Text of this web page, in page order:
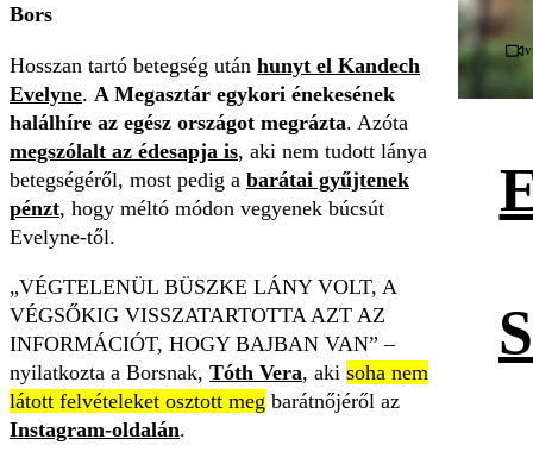
Bors
Hosszan tartó betegség után hunyt el Kandech
Evelyne. A Megasztár egykori énekesének
halálhíre az egész országot megrázta. Azóta
megszólalt az édesapja is, aki nem tudott lánya
betegségéről, most pedig a barátai gyűjtenek
pénzt, hogy méltó módon vegyenek búcsút
Evelyne-től.
VÉGTELENÜL BÜSZKE LÁNY VOLT, A
VÉGSŐKIG VISSZATARTOTTA AZT AZ
INFORMÁCIÓT, HOGY BAJBAN VAN –
nyilatkozta a Borsnak, Tóth Vera, aki soha nem
látott felvételeket osztott meg barátnőjéről az
Instagram-oldalán.